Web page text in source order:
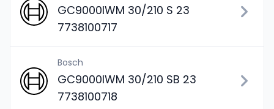
GC9000IWM 30/210 S 23
7738100717
Bosch
GC9000IWM 30/210 SB 23
7738100718